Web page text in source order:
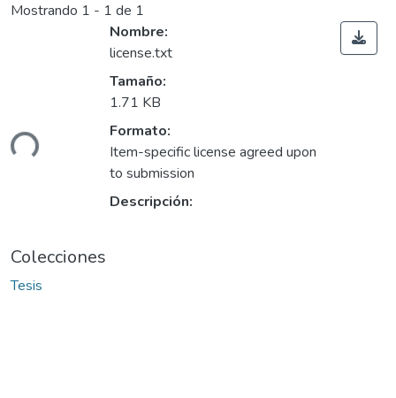
Mostrando 1 - 1 de 1
Cargando...
Nombre:
license.txt
Tamaño:
1.71 KB
Formato:
Item-specific license agreed upon
to submission
Descripción:
Colecciones
Tesis